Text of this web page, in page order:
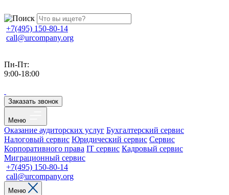
+7(495) 150-80-14
call@urcompany.org
Пн-Пт:
9:00-18:00
Заказать звонок
Меню
Оказание аудиторских услуг Бухгалтерский сервис
Налоговый сервис Юридический сервис Сервис
Корпоративного права IT сервис Кадровый сервис
Миграционный сервис
+7(495) 150-80-14
call@urcompany.org
Меню